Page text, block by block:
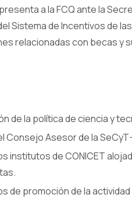
a la FCQ ante la
Sistema de Incentivos de
relacionadas con becas y
de la política de ciencia y
Consejo Asesor de la
institutos de CONICET
de promoción de la